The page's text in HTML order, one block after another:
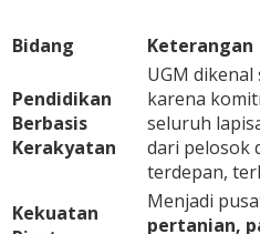
Bidang Keterangan
Pendidikan
Berbasis
Kerakyatan
UGM dikenal
karena
seluruh
dari pelosok
terdepan,
Kekuatan
Menjadi
pertanian,